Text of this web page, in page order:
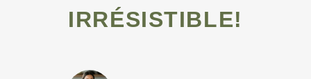
IRRÉSISTIBLE!